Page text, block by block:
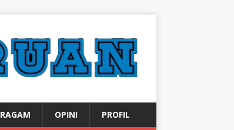
RAGAM OPINI PROFIL